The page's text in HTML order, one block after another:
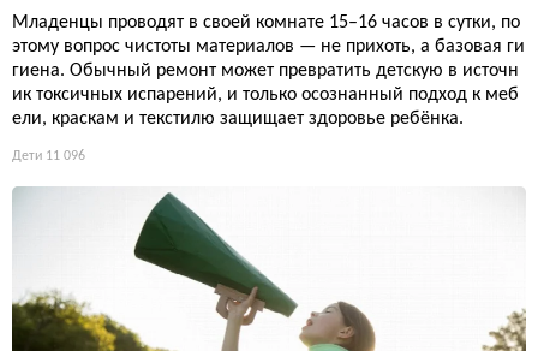
Младенцы проводят в своей комнате 15–16 часов в сутки, по
этому вопрос чистоты материалов — не прихоть, а базовая ги
гиена. Обычный ремонт может превратить детскую в источн
ик токсичных испарений, и только осознанный подход к меб
ели, краскам и текстилю защищает здоровье ребёнка.
Дети 11 096